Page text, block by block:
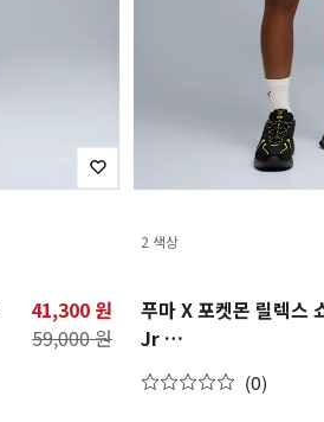
41,300 원
59,000 원
2 색상
푸마 X 포켓몬 릴렉스
Jr
Relaxed Shorts TR Jr
(0)